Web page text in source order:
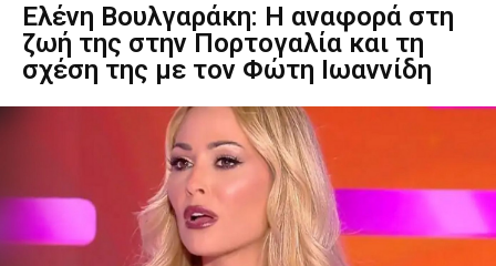
Ελένη Βουλγαράκη: Η αναφορά στη
ζωή της στην Πορτογαλία και τη
σχέση της με τον Φώτη Ιωαννίδη